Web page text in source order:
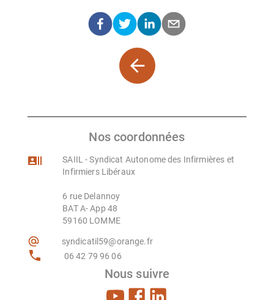
Nos coordonnées
SAIIL - Syndicat Autonome des Infirmières et
Infirmiers Libéraux
6 rue Delannoy
BAT A- App 48
59160 LOMME
syndicatil59@orange.fr
06 42 79 96 06
Nous suivre